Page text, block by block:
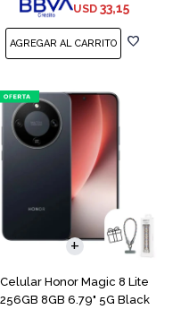
USD 33,15
Celular Honor Magic 8 Lite
256GB 8GB 6.79" 5G Black
COMPARAR